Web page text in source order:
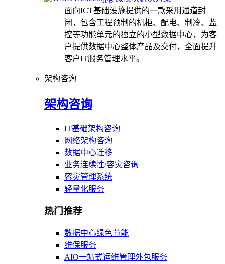
面向ICT基础设施提供的一款采用通道封
闭，包含工程预制的机柜、配电、制冷、监
控等功能单元的独立的小型数据中心，为客
户提供数据中心整体产品及交付，全面提升
客户IT服务管理水平。
架构咨询
架构咨询
IT基础架构咨询
网络架构咨询
数据中心迁移
业务连续性/容灾咨询
容灾管理系统
轻量化服务
热门推荐
数据中心绿色节能
维保服务
AIO一站式运维管理外包服务